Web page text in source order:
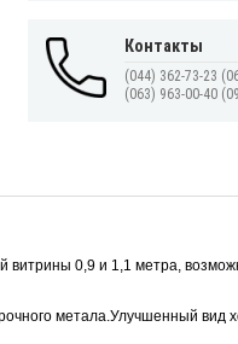
Контакты
(044) 362-73-23
(063) 963-00-40
витрины 0,9 и 1,1 метра,
метала.Улучшенный вид